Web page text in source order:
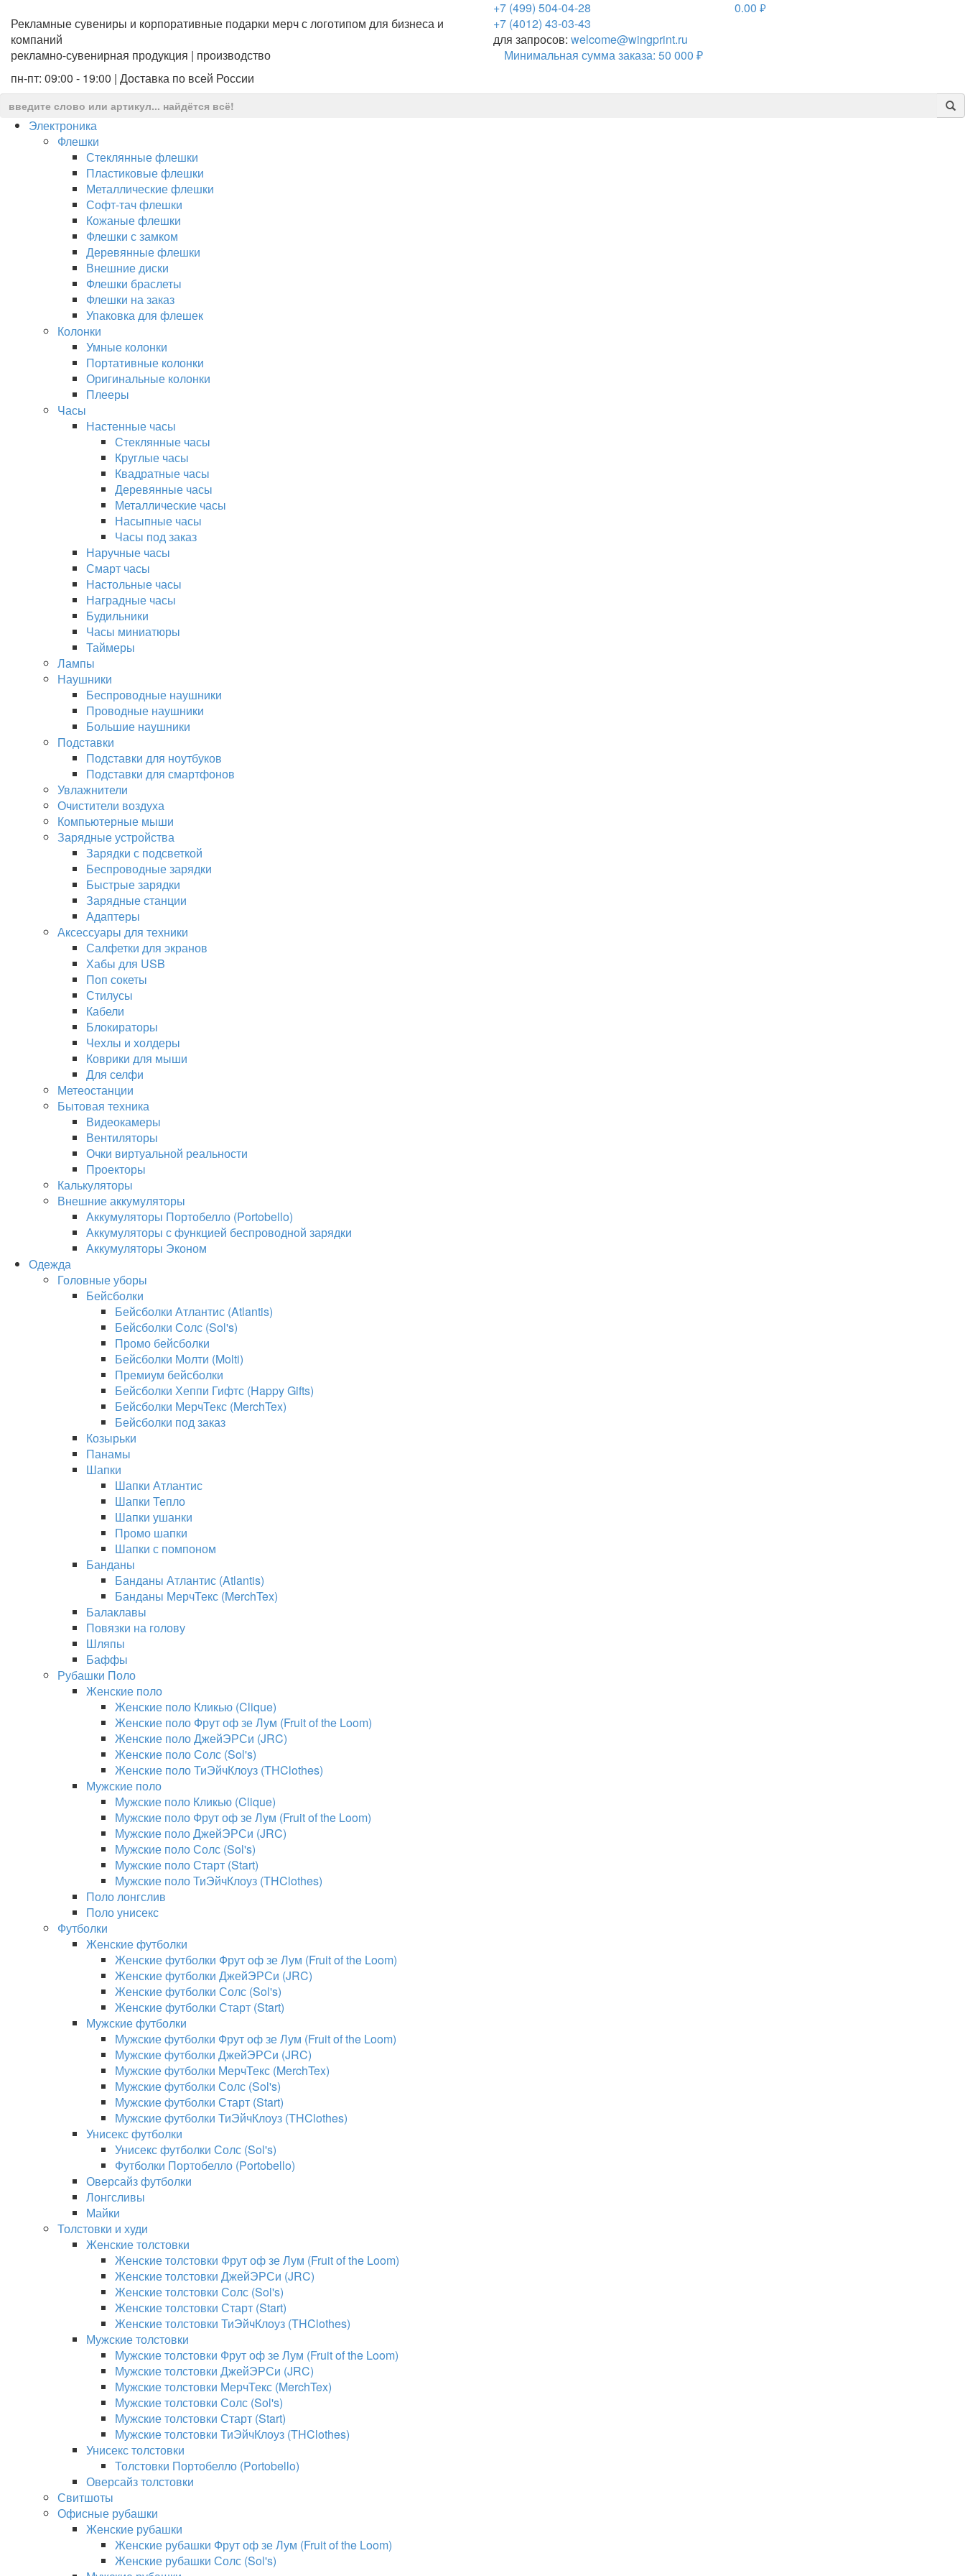
Рекламные сувениры и корпоративные подарки мерч с логотипом для бизнеса и
компаний
рекламно-сувенирная продукция | производство
пн-пт: 09:00 - 19:00 | Доставка по всей России
+7 (499) 504-04-28
+7 (4012) 43-03-43
для запросов: welcome@wingprint.ru
Минимальная сумма заказа: 50 000 ₽
0.00 руб.
Электроника
Флешки
Стеклянные флешки
Пластиковые флешки
Металлические флешки
Софт-тач флешки
Кожаные флешки
Флешки с замком
Деревянные флешки
Внешние диски
Флешки браслеты
Флешки на заказ
Упаковка для флешек
Колонки
Умные колонки
Портативные колонки
Оригинальные колонки
Плееры
Часы
Настенные часы
Стеклянные часы
Круглые часы
Квадратные часы
Деревянные часы
Металлические часы
Насыпные часы
Часы под заказ
Наручные часы
Смарт часы
Настольные часы
Наградные часы
Будильники
Часы миниатюры
Таймеры
Лампы
Наушники
Беспроводные наушники
Проводные наушники
Большие наушники
Подставки
Подставки для ноутбуков
Подставки для смартфонов
Увлажнители
Очистители воздуха
Компьютерные мыши
Зарядные устройства
Зарядки с подсветкой
Беспроводные зарядки
Быстрые зарядки
Зарядные станции
Адаптеры
Аксессуары для техники
Салфетки для экранов
Хабы для USB
Поп сокеты
Стилусы
Кабели
Блокираторы
Чехлы и холдеры
Коврики для мыши
Для селфи
Метеостанции
Бытовая техника
Видеокамеры
Вентиляторы
Очки виртуальной реальности
Проекторы
Калькуляторы
Внешние аккумуляторы
Аккумуляторы Портобелло (Portobello)
Аккумуляторы с функцией беспроводной зарядки
Аккумуляторы Эконом
Одежда
Головные уборы
Бейсболки
Бейсболки Атлантис (Atlantis)
Бейсболки Солс (Sol's)
Промо бейсболки
Бейсболки Молти (Molti)
Премиум бейсболки
Бейсболки Хеппи Гифтс (Happy Gifts)
Бейсболки МерчТекс (MerchTex)
Бейсболки под заказ
Козырьки
Панамы
Шапки
Шапки Атлантис
Шапки Тепло
Шапки ушанки
Промо шапки
Шапки с помпоном
Банданы
Банданы Атлантис (Atlantis)
Банданы МерчТекс (MerchTex)
Балаклавы
Повязки на голову
Шляпы
Баффы
Рубашки Поло
Женские поло
Женские поло Кликью (Clique)
Женские поло Фрут оф зе Лум (Fruit of the Loom)
Женские поло ДжейЭРСи (JRC)
Женские поло Солс (Sol's)
Женские поло ТиЭйчКлоуз (THClothes)
Мужские поло
Мужские поло Кликью (Clique)
Мужские поло Фрут оф зе Лум (Fruit of the Loom)
Мужские поло ДжейЭРСи (JRC)
Мужские поло Солс (Sol's)
Мужские поло Старт (Start)
Мужские поло ТиЭйчКлоуз (THClothes)
Поло лонгслив
Поло унисекс
Футболки
Женские футболки
Женские футболки Фрут оф зе Лум (Fruit of the Loom)
Женские футболки ДжейЭРСи (JRC)
Женские футболки Солс (Sol's)
Женские футболки Старт (Start)
Мужские футболки
Мужские футболки Фрут оф зе Лум (Fruit of the Loom)
Мужские футболки ДжейЭРСи (JRC)
Мужские футболки МерчТекс (MerchTex)
Мужские футболки Солс (Sol's)
Мужские футболки Старт (Start)
Мужские футболки ТиЭйчКлоуз (THClothes)
Унисекс футболки
Унисекс футболки Солс (Sol's)
Футболки Портобелло (Portobello)
Оверсайз футболки
Лонгсливы
Майки
Толстовки и худи
Женские толстовки
Женские толстовки Фрут оф зе Лум (Fruit of the Loom)
Женские толстовки ДжейЭРСи (JRC)
Женские толстовки Солс (Sol's)
Женские толстовки Старт (Start)
Женские толстовки ТиЭйчКлоуз (THClothes)
Мужские толстовки
Мужские толстовки Фрут оф зе Лум (Fruit of the Loom)
Мужские толстовки ДжейЭРСи (JRC)
Мужские толстовки МерчТекс (MerchTex)
Мужские толстовки Солс (Sol's)
Мужские толстовки Старт (Start)
Мужские толстовки ТиЭйчКлоуз (THClothes)
Унисекс толстовки
Толстовки Портобелло (Portobello)
Оверсайз толстовки
Свитшоты
Офисные рубашки
Женские рубашки
Женские рубашки Фрут оф зе Лум (Fruit of the Loom)
Женские рубашки Солс (Sol's)